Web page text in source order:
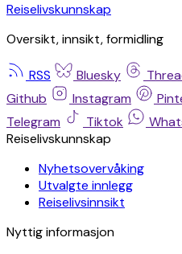
Reiselivskunnskap
Oversikt, innsikt, formidling
RSS Bluesky
Github
Instagram
Telegram
Tiktok
Reiselivskunnskap
Nyhetsovervåking
Utvalgte innlegg
Reiselivsinnsikt
Nyttig informasjon